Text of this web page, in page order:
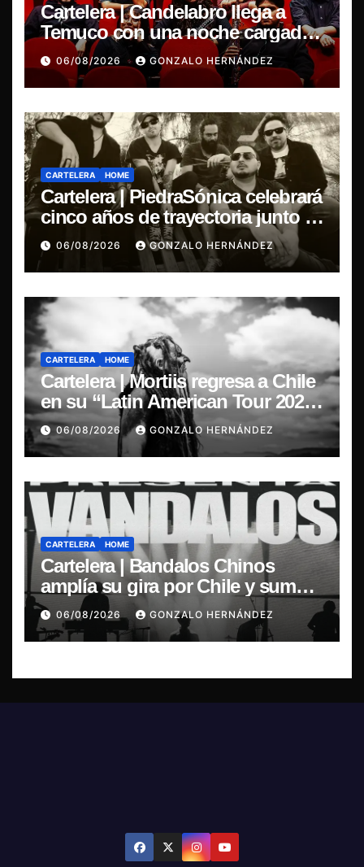
Cartelera | Candelabro llega a
Temuco con una noche cargada
de indie
06/08/2026 GONZALO HERNÁNDEZ
CARTELERA HOME
Cartelera | PiedraSónica celebrará
cinco años de trayectoria junto a
The Ganjas en el Bar de René
06/08/2026 GONZALO HERNÁNDEZ
CARTELERA HOME
Cartelera | Mortiis regresa a Chile
en su “Latin American Tour 2026”
y exclusivo show en Sala RBX
06/08/2026 GONZALO HERNÁNDEZ
CARTELERA HOME
Cartelera | Bandalos Chinos
amplía su gira por Chile y suma
concierto en Concepción
06/08/2026 GONZALO HERNÁNDEZ